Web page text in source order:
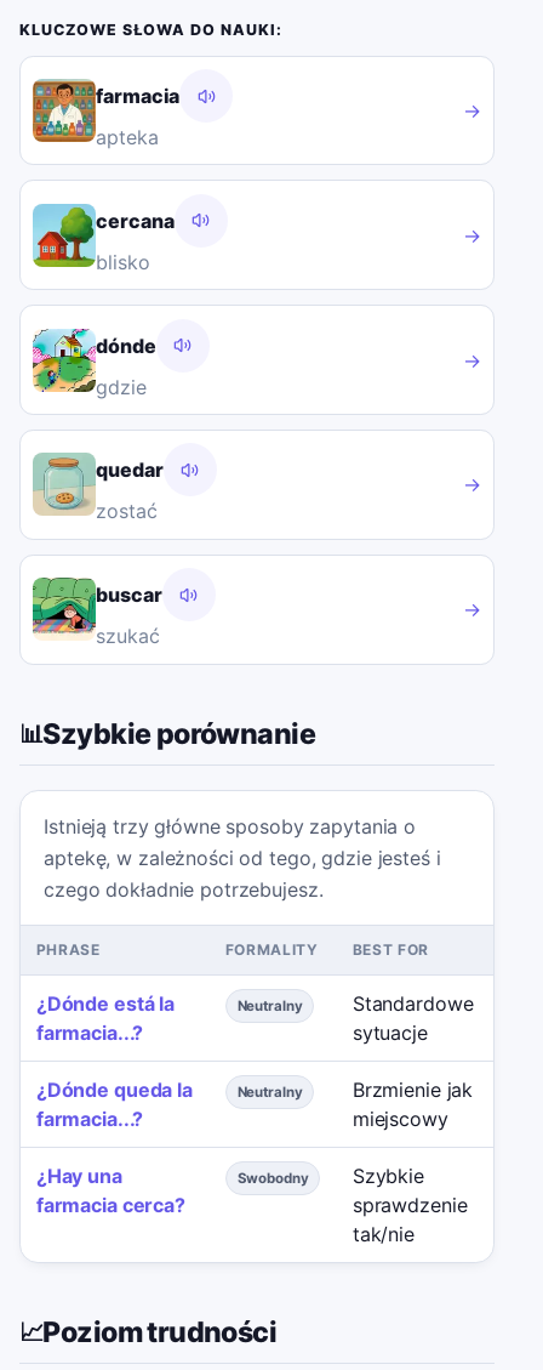
KLUCZOWE SŁOWA DO NAUKI:
farmacia
apteka
→
cercana
blisko
→
dónde
gdzie
→
quedar
zostać
→
buscar
szukać
→
📊Szybkie porównanie
Istnieją trzy główne sposoby zapytania o
aptekę, w zależności od tego, gdzie jesteś i
czego dokładnie potrzebujesz.
PHRASE FORMALITY BEST FOR
¿Dónde está la
farmacia...?
Neutralny
Standardowe
sytuacje
¿Dónde queda la
farmacia...?
Neutralny
Brzmienie jak
miejscowy
¿Hay una
farmacia cerca?
Swobodny
Szybkie
sprawdzenie
tak/nie
📈Poziom trudności